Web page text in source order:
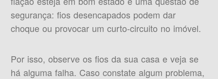
segurança: fios desencapados podem dar
choque ou provocar um curto-circuito no imóvel.
Por isso, observe os fios da sua casa e veja se
há alguma falha. Caso constate algum problema,